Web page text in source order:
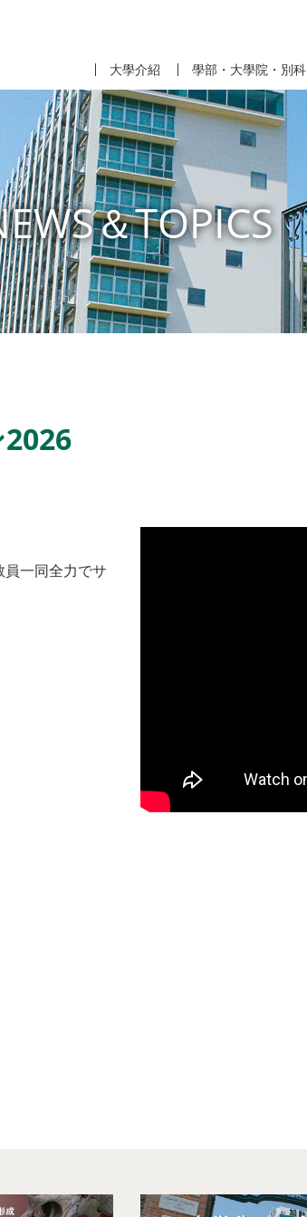
大學介紹 學部・大學院・別科
＆TOPICS
一同全力でサ